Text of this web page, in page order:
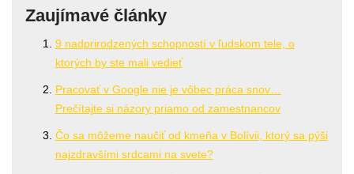
Zaujímavé články
9 nadprirodzených schopností v ľudskom tele, o
ktorých by ste mali vedieť
Pracovať v Google nie je vôbec práca snov…
Prečítajte si názory priamo od zamestnancov
Čo sa môžeme naučiť od kmeňa v Bolívii, ktorý sa pýši
najzdravšími srdcami na svete?